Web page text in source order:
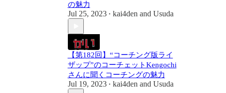
の魅力
Jul 25, 2023 • kai4den and Usuda
【第182回】“コーチング版ライ
ザップ”のコーチェットKengochi
さんに聞くコーチングの魅力
Jul 19, 2023 • kai4den and Usuda